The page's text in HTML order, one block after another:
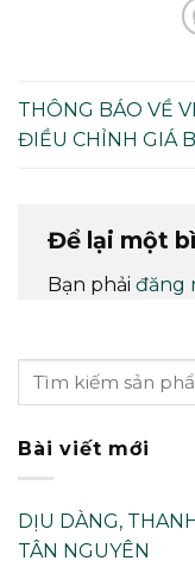
THÔNG BÁO VỀ
ĐIỀU CHỈNH GIÁ
Để lại một
Bạn phải đăng
Bài viết mới
DỊU DÀNG,
TÂN NGUYÊN